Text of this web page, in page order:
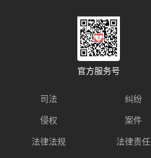
官方服务号
司法 纠纷
侵权 案件
法律法规 法律责任